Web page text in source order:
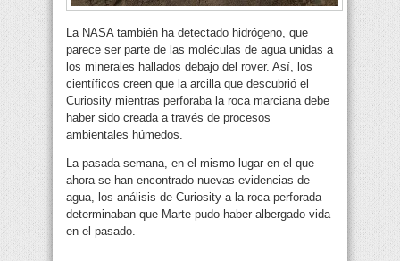
La NASA también ha detectado hidrógeno, que
parece ser parte de las moléculas de agua unidas a
los minerales hallados debajo del rover. Así, los
científicos creen que la arcilla que descubrió el
Curiosity mientras perforaba la roca marciana debe
haber sido creada a través de procesos
ambientales húmedos.
La pasada semana, en el mismo lugar en el que
ahora se han encontrado nuevas evidencias de
agua, los análisis de Curiosity a la roca perforada
determinaban que Marte pudo haber albergado vida
en el pasado.